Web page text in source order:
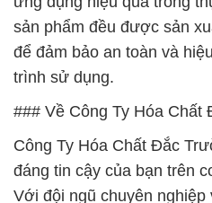
sản phẩm đều được sản
để đảm bảo an toàn và
trình sử dụng.
### Về Công Ty Hóa Chất
Công Ty Hóa Chất Đắc
đáng tin cậy của bạn trên
Với đội ngũ chuyên nghiệp